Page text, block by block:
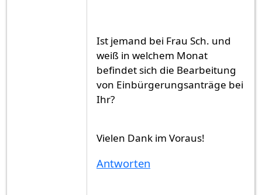
Ist jemand bei Frau Sch. und
weiß in welchem Monat
befindet sich die Bearbeitung
von Einbürgerungsanträge bei
Ihr?
Vielen Dank im Voraus!
Antworten